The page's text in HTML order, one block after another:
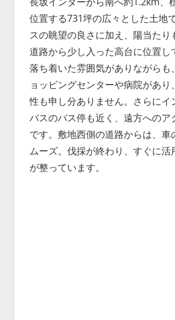
位置する731坪の広々とした土地
スの眺望の良さに加え、陽当たり
道路から少し入った高台に位置し
落ち着いた雰囲気がありながらも
ョッピングセンターや病院があり
性も申し分ありません。さらにイ
バスのバス停も近く、遠方へのア
です。敷地西側の道路からは、車
ムーズ。伐採が終わり、すぐに活
が整っています。